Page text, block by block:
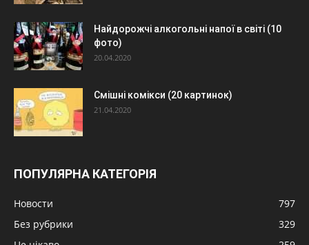
Найдорожчі алкогольні напої в світі (10
фото)
20.04.2020
Смішні комікси (20 картинок)
21.04.2020
ПОПУЛЯРНА КАТЕГОРІЯ
Новости
797
Без рубрики
329